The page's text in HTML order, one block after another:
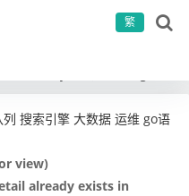
繁
列 搜索引擎 大数据 运维 go语
view)
already exists in